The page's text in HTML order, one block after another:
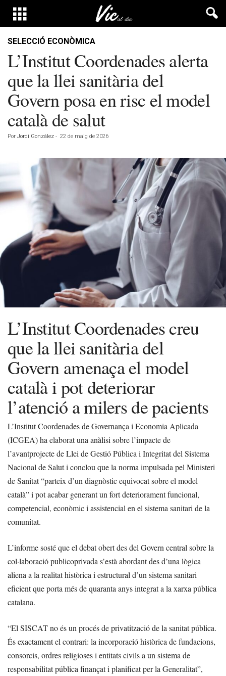
SELECCIÓ ECONÒMICA
L’Institut Coordenades alerta
que la llei sanitària del
Govern posa en risc el model
català de salut
Por Jordi González - 22 de maig de 2026
L’Institut Coordenades creu
que la llei sanitària del
Govern amenaça el model
català i pot deteriorar
l’atenció a milers de pacients
L’Institut Coordenades de Governança i Economia Aplicada
(ICGEA) ha elaborat una anàlisi sobre l’impacte de
l’avantprojecte de Llei de Gestió Pública i Integritat del Sistema
Nacional de Salut i conclou que la norma impulsada pel Ministeri
de Sanitat “parteix d’un diagnòstic equivocat sobre el model
català” i pot acabar generant un fort deteriorament funcional,
competencial, econòmic i assistencial en el sistema sanitari de la
comunitat.
L’informe sosté que el debat obert des del Govern central sobre la
col·laboració publicoprivada s’està abordant des d’una lògica
aliena a la realitat històrica i estructural d’un sistema sanitari
eficient que porta més de quaranta anys integrat a la xarxa pública
catalana.
“El SISCAT no és un procés de privatització de la sanitat pública.
És exactament el contrari: la incorporació històrica de fundacions,
consorcis, ordres religioses i entitats civils a un sistema de
responsabilitat pública finançat i planificat per la Generalitat”,